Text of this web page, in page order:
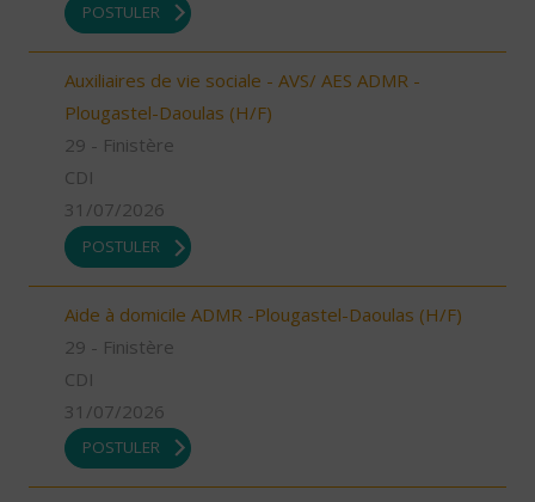
POSTULER
Auxiliaires de vie sociale - AVS/ AES ADMR -
Plougastel-Daoulas (H/F)
29 - Finistère
CDI
31/07/2026
POSTULER
Aide à domicile ADMR -Plougastel-Daoulas (H/F)
29 - Finistère
CDI
31/07/2026
POSTULER